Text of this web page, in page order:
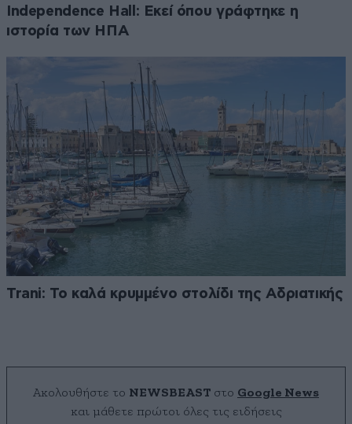
Independence Hall: Εκεί όπου γράφτηκε η
ιστορία των ΗΠΑ
Trani: Το καλά κρυμμένο στολίδι της Αδριατικής
Ακολουθήστε το NEWSBEAST στο Google News
και μάθετε πρώτοι όλες τις ειδήσεις